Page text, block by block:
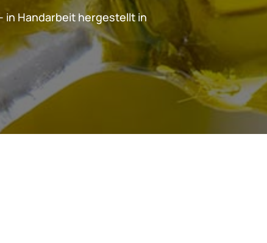
in Handarbeit hergestellt in